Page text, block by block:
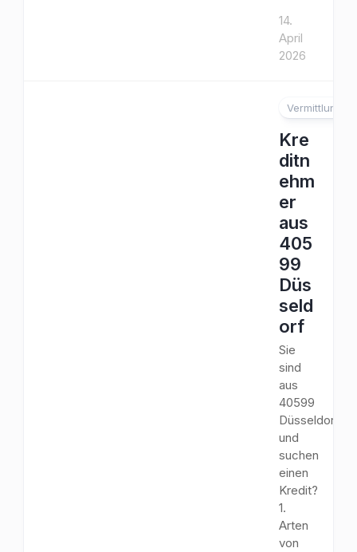
14.
April
2026
Vermittlung
Kre
ditn
ehm
er
aus
405
99
Düs
seld
orf
Sie
sind
aus
40599
Düsseldorf
und
suchen
einen
Kredit?
1.
Arten
von